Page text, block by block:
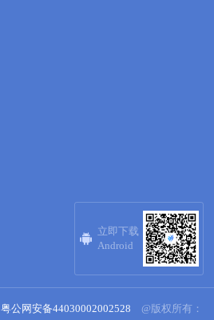

立即下载
Android
粤公网安备44030002002528 @版权所有：